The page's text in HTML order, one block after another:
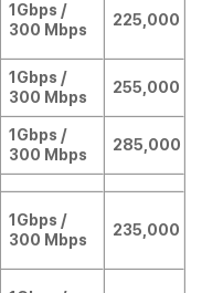
1Gbps /
300 Mbps
225,000
1Gbps /
300 Mbps
255,000
1Gbps /
300 Mbps
285,000
1Gbps /
300 Mbps
235,000